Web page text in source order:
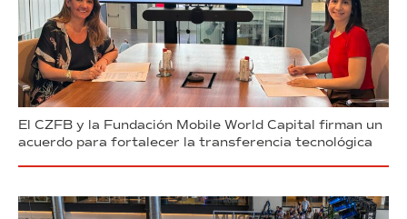
El CZFB y la Fundación Mobile World Capital firman un
acuerdo para fortalecer la transferencia tecnológica